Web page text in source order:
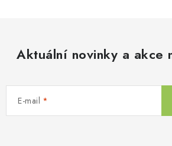
Aktuální novinky a akce
E-mail